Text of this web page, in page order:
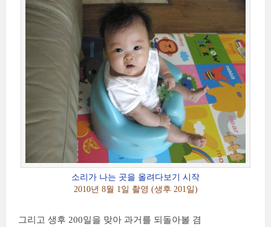
소리가 나는 곳을 올려다보기 시작
2010년 8월 1일 촬영 (생후 201일)
그리고 생후 200일을 맞아 과거를 되돌아볼 겸